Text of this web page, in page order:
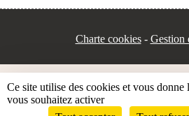
Charte cookies Gestion
Ce site utilise des cookies et vous
vous souhaitez activer